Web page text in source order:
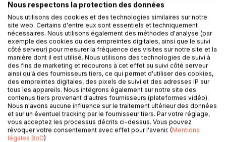
AJOUTER AU PANIER
Ajouter à ma liste d'envies
Laisser un avis
DESCRIPTION
Nous respectons la protection des données
Nous utilisons des cookies et des technologies similaires sur notre
site web. Certains d'entre eux sont essentiels et techniquement
nécessaires. Nous utilisons également des méthodes d'analyse (par
exemple des cookies ou des empreintes digitales, ainsi que le suivi
côté serveur) pour mesurer la fréquence des visites sur notre site et la
manière dont il est utilisé. Nous utilisons des technologies de suivi à
des fins de marketing et recourons à cet effet au suivi côté serveur
ainsi qu'à des fournisseurs tiers, ce qui permet d'utiliser des cookies,
des empreintes digitales, des pixels de suivi et des adresses IP sur
tous les appareils. Nous intégrons également sur notre site des
contenus tiers provenant d'autres fournisseurs (plateformes vidéo).
Nous n'avons aucune influence sur le traitement ultérieur des données
et sur un éventuel tracking par le fournisseur tiers. Par votre réglage,
vous acceptez les processus décrits ci-dessus. Vous pouvez
révoquer votre consentement avec effet pour l'avenir. (Mentions
légales BoD)